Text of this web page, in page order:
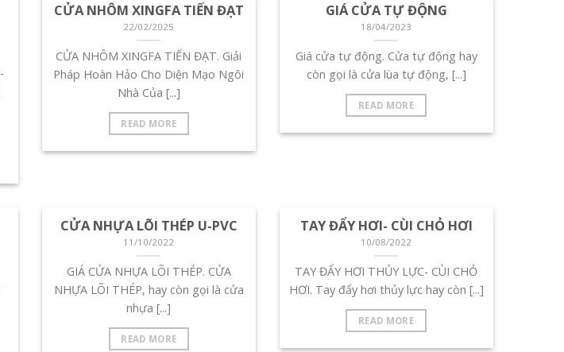
CỬA NHÔM XINGFA TIẾN ĐẠT
22/02/2025
CỬA NHÔM XINGFA TIẾN ĐẠT. Giải
Pháp Hoàn Hảo Cho Diện Mạo Ngôi
Nhà Của [...]
READ MORE
GIÁ CỬA TỰ ĐỘNG
18/04/2023
Giá cửa tự động. Cửa tự động hay
còn gọi là cửa lùa tự động, [...]
READ MORE
CỬA NHỰA LÕI THÉP U-PVC
11/10/2022
GIÁ CỬA NHỰA LÕI THÉP. CỬA
NHỰA LÕI THÉP, hay còn gọi là cửa
nhựa [...]
READ MORE
TAY ĐẨY HƠI- CÙI CHỎ HƠI
10/08/2022
TAY ĐẨY HƠI THỦY LỰC- CÙI CHỎ
HƠI. Tay đẩy hơi thủy lực hay còn [...]
READ MORE